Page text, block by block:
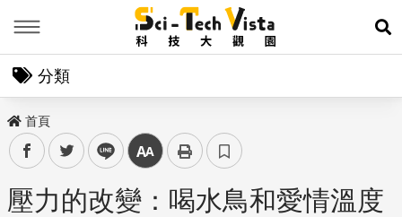
展
分類
首頁
facebooktwitter line 中
壓力的改變：喝水鳥和愛情溫度